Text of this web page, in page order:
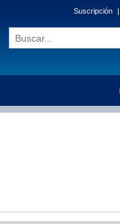
Suscripción |